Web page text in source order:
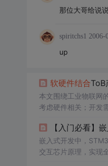
那位大哥给说
spiritchs1 2006-
up
软硬件结合ToB
本文围绕工业物联网
考虑硬件相关；开发
【入门必看】
嵌入式开发中，
交互芯片原理，实现